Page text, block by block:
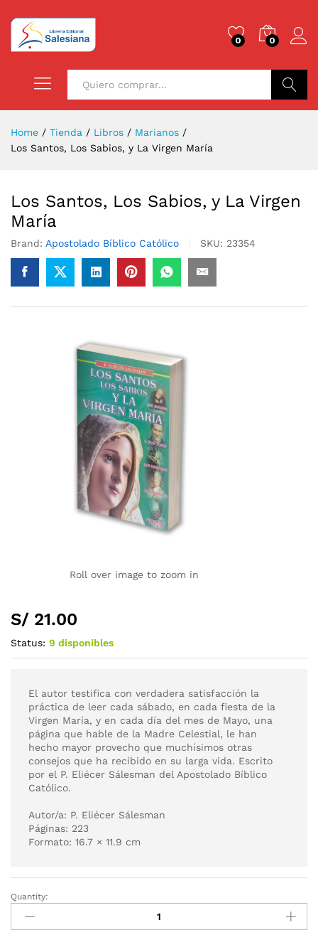
0 0
Home / Tienda / Libros / Marianos /
Los Santos, Los Sabios, y La Virgen María
Los Santos, Los Sabios, y La Virgen
María
Brand: Apostolado Bíblico Católico SKU: 23354
Roll over image to zoom in
S/ 21.00
Status: 9 disponibles
El autor testifica con verdadera satisfacción la
práctica de leer cada sábado, en cada fiesta de la
Virgen María, y en cada día del mes de Mayo, una
página que hable de la Madre Celestial, le han
hecho mayor provecho que muchísimos otras
consejos que ha recibido en su larga vida. Escrito
por el P. Eliécer Sálesman del Apostolado Bíblico
Católico.
Autor/a: P. Eliécer Sálesman
Páginas: 223
Formato: 16.7 × 11.9 cm
Quantity: